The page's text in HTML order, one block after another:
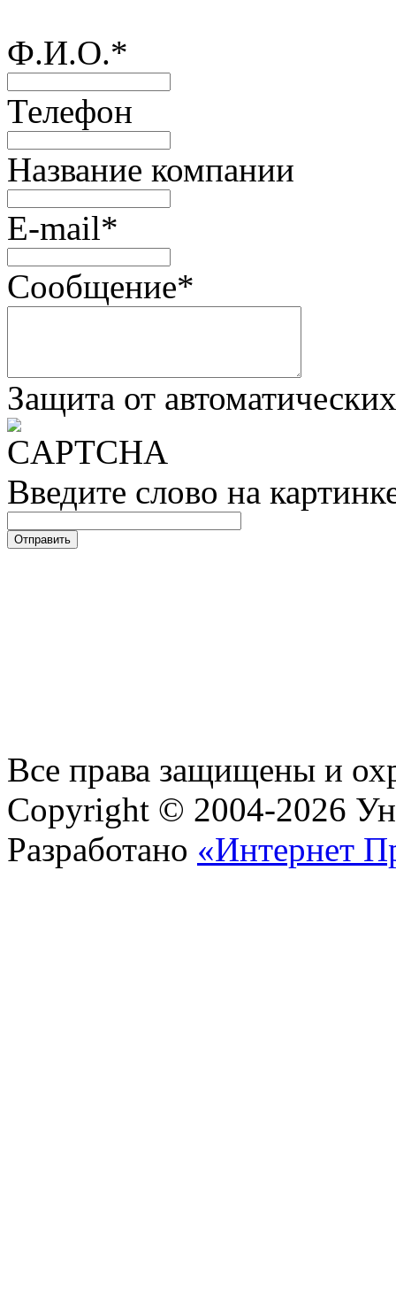
Ф.И.О.*
Телефон
Название компании
E-mail*
Сообщение*
Защита от
Введите слово на
Все права защищены и
Copyright © 2004-2026
Разработано «Интернет